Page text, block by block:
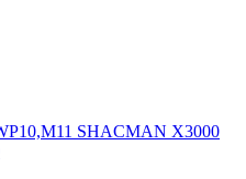
SHACMAN X3000